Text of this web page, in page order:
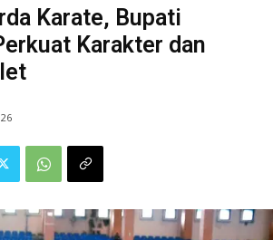
Karate, Bupati
Karakter dan